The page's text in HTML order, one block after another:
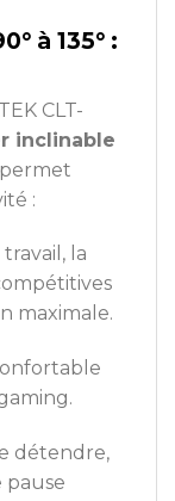
à 135° :
CLT-
inclinable
:
la
maximale.
détendre,